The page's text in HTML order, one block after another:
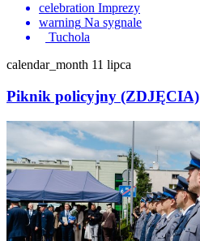
celebration Imprezy
warning Na sygnale
Tuchola
calendar_month 11 lipca
Piknik policyjny (ZDJĘCIA)